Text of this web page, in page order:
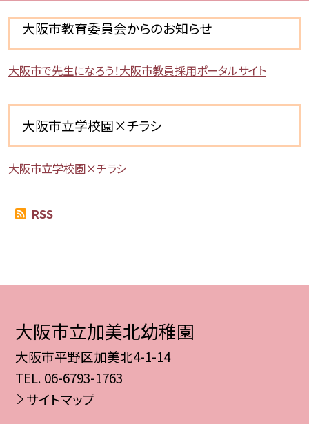
大阪市教育委員会からのお知らせ
大阪市で先生になろう！大阪市教員採用ポータルサイト
大阪市立学校園×チラシ
大阪市立学校園×チラシ
RSS
大阪市立加美北幼稚園
大阪市平野区加美北4-1-14
TEL. 06-6793-1763
サイトマップ